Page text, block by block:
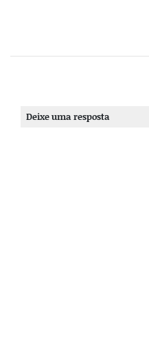
Deixe uma resposta